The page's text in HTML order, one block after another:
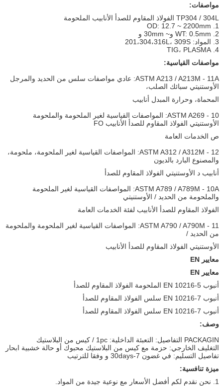
مواصفات:
TP304 / 304L الفولاذ المقاوم للصدأ الأنابيب الملحومة
1. OD: 12.7 ~ 2200mm
2. WT: 0.5mm و~ 30mm و
3. المواد: 201،304،316L، 309S
4. TIG، PLASMA
مواصفات القياسية:
ASTM A213 / A213M - 11A: عادي مواصفات سلس من الحديد والمرجل
الأوستنيتي سبائك الصلب،
المحماة، وحرارة المبدل أنابيب
ASTM A269 - 10: المواصفات القياسية لغير الملحومة والملحومة
الأوستنيتي الفولاذ المقاوم للصدأ الأنابيب FO
ص الخدمات العامة
ASTM A312 / A312M - 12: المواصفات القياسية لغير الملحومة، ملحومة،
والمصنوع البارد بالديون
أنابيب د الأوستنيتي الفولاذ المقاوم للصدأ
ASTM A789 / A789M - 10A: المواصفات القياسية لغير الملحومة
والملحومة من الحديد / الأوستنيتي
الفولاذ المقاوم للصدأ الأنابيب لفئة الخدمات العامة
ASTM A790 / A790M - 11: المواصفات القياسية لغير الملحومة والملحومة
من الحديد /
الأوستنيتي الفولاذ المقاوم للصدأ الأنابيب
معايير EN
معايير EN
أنبوب EN 10216-5 الملحومة الفولاذ المقاوم للصدأ
أنبوب EN 10216-7 سلس الفولاذ المقاوم للصدأ
أنبوب EN 10216-7 سلس الفولاذ المقاوم للصدأ
وصف:
PACKAGIN التفاصيل: التعبئة الداخلية: 1pc / كيس من البلاستيك
التغليف الخارجي: حزمة مع كيس من البلاستيك محبوك أو حالة خشبية ابحار
تفاصيل التسليم: في غضون 7-30days و وفقا للترتيب
ميزة تنافسية:
1. نحن نقدم لكم أفضل الأسعار مع نوعية جيدة من المواد.